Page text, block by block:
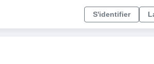
S'identifier